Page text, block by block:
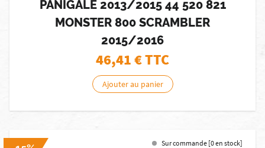
PANIGALE 2013/2015 44 520 821
MONSTER 800 SCRAMBLER
2015/2016
46,41€ TTC
Ajouter au panier
Sur commande [0 en stock]